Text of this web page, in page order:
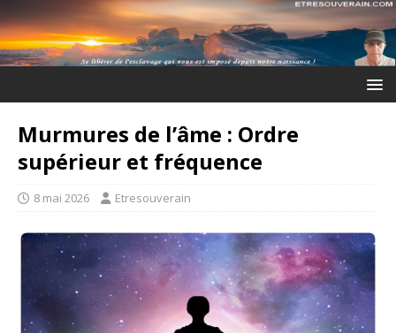
Murmures de l’âme : Ordre
supérieur et fréquence
8 mai 2026 Etresouverain